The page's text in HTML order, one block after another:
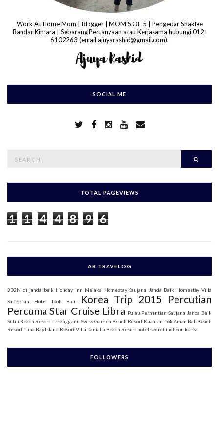
Work At Home Mom | Blogger | MOM'S OF 5 | Pengedar Shaklee
Bandar Kinrara | Sebarang Pertanyaan atau Kerjasama hubungi 012-
6102263 (email ajuyarashid@gmail.com).
SOCIAL ME
c
f
r
:
TOTAL PAGEVIEWS
1 1 4 4 8 9 6
AR TRAVELOG
3D2N di janda baik Holiday Inn Melaka Homestay Saujana Janda Baik Homestay Villa
Sakeenah
Hotel Ipoh Bali Korea Trip 2015 Percutian
Percuma Star Cruise Libra Pulau Perhentian Saujana Janda Baik
Sutra Beach Resort Terengganu Swiss Garden Beach Resort Kuantan Tok Aman Bali Beach
ResortTuna Bay Island ResortVilla Danialla Beach Resort hotel secret incheon korea
FOLLOWERS